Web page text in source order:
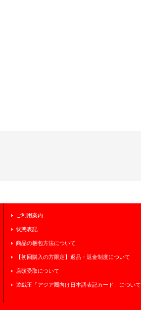
ご利用案内
状態表記
商品の梱包方法について
【初回購入の方限定】返品・返金制度について
店頭受取について
遊戯王「アジア圏向け日本語表記カード」について